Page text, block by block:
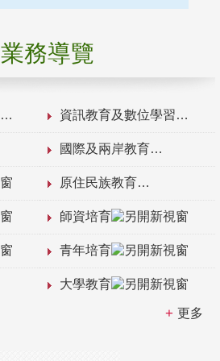
業務導覽
資訊教育及數位學習
國際及兩岸教育
原住民族教育
師資培育
青年培育
大學教育
更多